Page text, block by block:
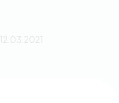
12.03.2021